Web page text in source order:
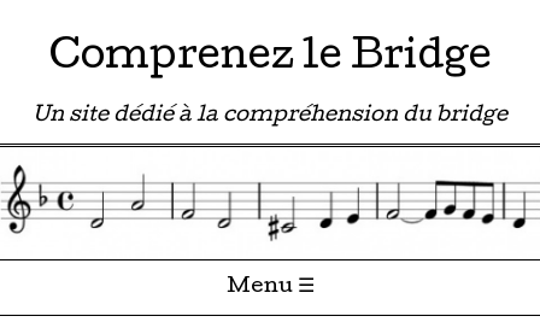
Comprenez le Bridge
Un site dédié à la compréhension du bridge
Menu ☰